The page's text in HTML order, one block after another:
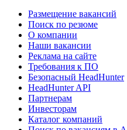
Размещение вакансий
Поиск по резюме
О компании
Наши вакансии
Реклама на сайте
Требования к ПО
Безопасный HeadHunter
HeadHunter API
Партнерам
Инвесторам
Каталог компаний